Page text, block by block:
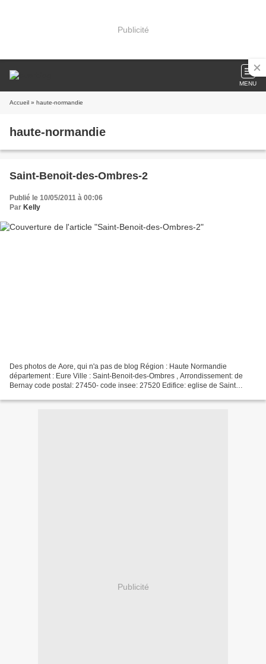
Publicité
MENU
Accueil » haute-normandie
haute-normandie
Saint-Benoit-des-Ombres-2
Publié le 10/05/2011 à 00:06
Par Kelly
Des photos de Aore, qui n'a pas de blog Région : Haute Normandie
département : Eure Ville : Saint-Benoit-des-Ombres , Arrondissement: de
Bernay code postal: 27450- code insee: 27520 Edifice: eglise de Saint
Publicité